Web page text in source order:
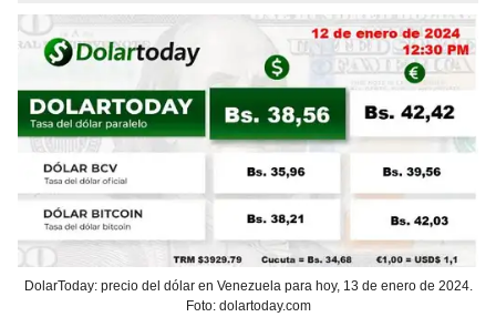
DolarToday: precio del dólar en Venezuela para hoy, 13 de enero de 2024.
Foto: dolartoday.com